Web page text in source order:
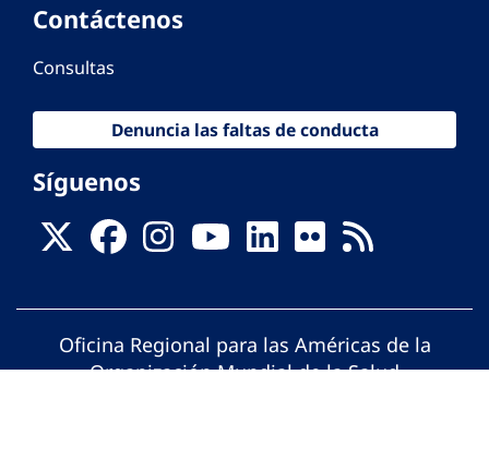
Contáctenos
Consultas
Denuncia las faltas de conducta
Síguenos
Oficina Regional para las Américas de la
Organización Mundial de la Salud